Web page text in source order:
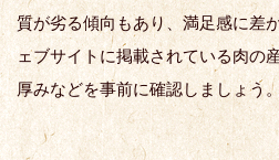
質が劣る傾向もあり、満足感に差
ェブサイトに掲載されている肉の
厚みなどを事前に確認しましょう